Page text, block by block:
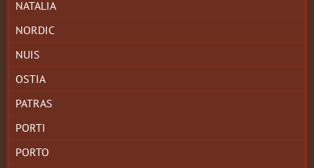
NATALIA
NORDIC
NUIS
OSTIA
PATRAS
PORTI
PORTO